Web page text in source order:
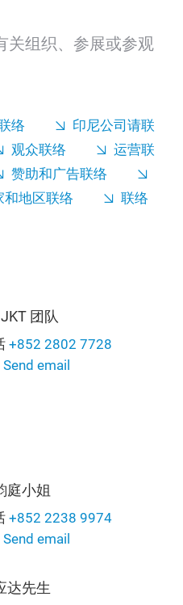
关组织、参展或参观
络
印尼公司请联
观众联络
运营联
赞助和广告联络
和地区联络
联络
团队
+852 2802 7728
Send email
庭小姐
+852 2238 9974
Send email
达先生